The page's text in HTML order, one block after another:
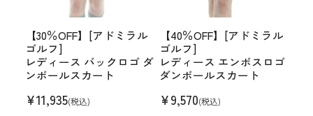
【30％OFF】[アドミラル
ゴルフ]
レディース バックロゴ ダ
ンボールスカート
¥11,935(税込)
【40％OFF】[アドミラル
ゴルフ]
レディース エンボスロゴ
ダンボールスカート
¥9,570(税込)